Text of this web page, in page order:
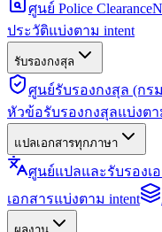
ศูนย์ Police Clearance
ประวัติแบ่งตาม intent
รับรองกงสุล
ศูนย์รับรองกงสุล (กร
หัวข้อรับรองกงสุลแบ่งตา
แปลเอกสารทุกภาษา
ศูนย์แปลและรับรองเ
เอกสารแบ่งตาม intent